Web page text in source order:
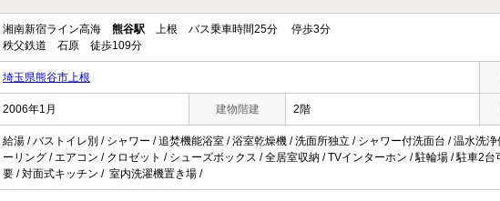
湘南新宿ライン高海 熊谷駅 上根 バス乗車時間25分 停歩3分
秩父鉄道 石原 徒歩109分
埼玉県熊谷市上根
2006年1月 建物階建 2階
給湯 / バストイレ別 / シャワー / 追焚機能浴室 / 浴室乾燥機 / 洗面所独立 / シャワー付洗面台 / 温水洗
ーリング / エアコン / クロゼット / シューズボックス / 全居室収納 / TVインターホン / 駐輪場 / 駐車2
要 / 対面式キッチン / 室内洗濯機置き場 /